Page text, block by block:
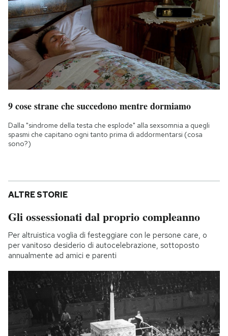
9 cose strane che succedono mentre dormiamo
Dalla "sindrome della testa che esplode" alla sexsomnia a quegli
spasmi che capitano ogni tanto prima di addormentarsi (cosa
sono?)
ALTRE STORIE
Gli ossessionati dal proprio compleanno
Per altruistica voglia di festeggiare con le persone care, o
per vanitoso desiderio di autocelebrazione, sottoposto
annualmente ad amici e parenti